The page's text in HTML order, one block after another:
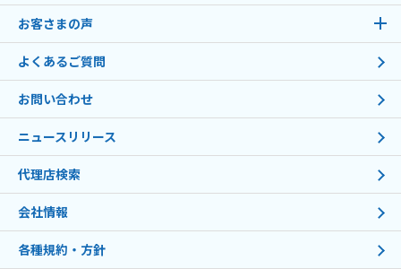
お客さまの声
よくあるご質問
お問い合わせ
ニュースリリース
代理店検索
会社情報
各種規約・方針